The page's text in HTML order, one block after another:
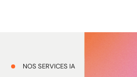
NOS SERVICES IA